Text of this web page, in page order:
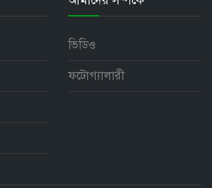
ভিডিও
ফটোগ্যালারী